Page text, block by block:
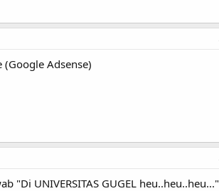
Adsense)
"Di UNIVERSITAS GUGEL heu..heu..heu..."